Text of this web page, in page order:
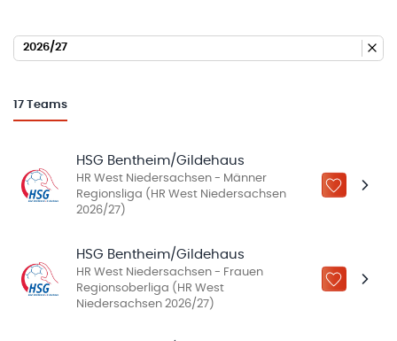
2026/27
17 Teams
HSG Bentheim/Gildehaus
HR West Niedersachsen - Männer
Regionsliga (HR West Niedersachsen
2026/27)
ZU „MEINE
HSG Bentheim/Gildehaus
HR West Niedersachsen - Frauen
Regionsoberliga (HR West
Niedersachsen 2026/27)
ZU „MEINE